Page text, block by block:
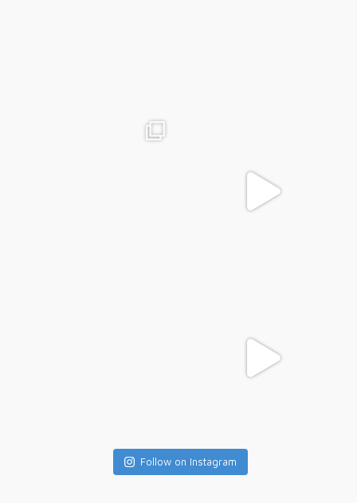
Follow on Instagram